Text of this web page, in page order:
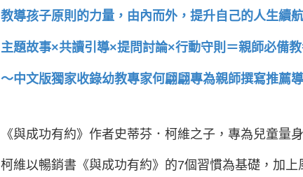
教導孩子原則的力量，由內而外，提升自己的人生續
主題故事×共讀引導×提問討論×行動守則＝親師必備
～中文版獨家收錄幼教專家何翩翩專為親師撰寫推薦
《與成功有約》作者史蒂芬．柯維之子，專為兒童量
柯維以暢銷書《與成功有約》的7個習慣為基礎，加上